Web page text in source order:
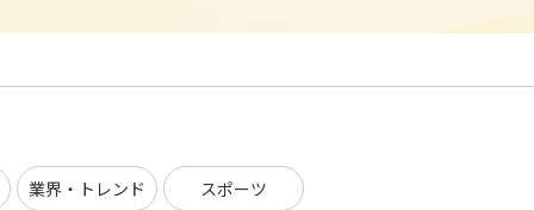
業界・トレンド スポーツ